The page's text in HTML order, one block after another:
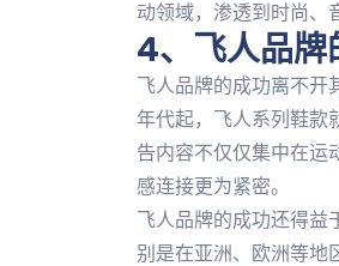
动领域，渗透到时尚、
4、飞人品牌
飞人品牌的成功离不开
年代起，飞人系列鞋款
告内容不仅仅集中在运
感连接更为紧密。
飞人品牌的成功还得益
别是在亚洲、欧洲等地